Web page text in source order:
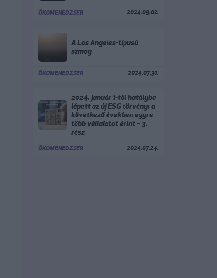
ÖKOMENEDZSER 2024.09.02.
A Los Angeles-típusú
szmog
ÖKOMENEDZSER 2024.07.30.
2024. január 1-től hatályba
lépett az új ESG törvény: a
következő években egyre
több vállalatot érint – 3.
rész
ÖKOMENEDZSER 2024.07.24.